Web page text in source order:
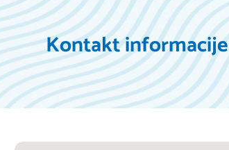
Kontakt informacije